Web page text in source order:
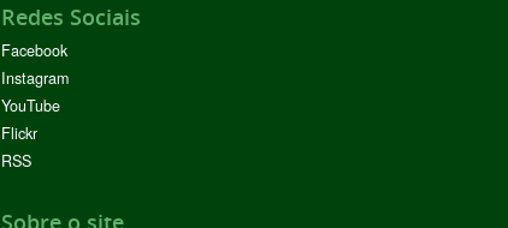
Redes Sociais
Facebook
Instagram
YouTube
Flickr
RSS
Sobre o site